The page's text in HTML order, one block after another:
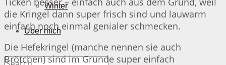
Winter
Über mich
die Kringel dann super frisch sind und lauwarm
einfach noch einmal genialer schmecken.
Die Hefekringel (manche nennen sie auch
Brötchen) sind im Grunde super einfach